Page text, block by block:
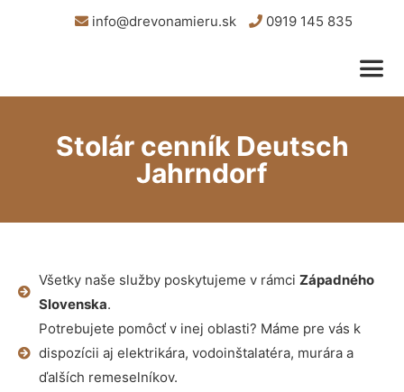
info@drevonamieru.sk 0919 145 835
Stolár cenník Deutsch
Jahrndorf
Všetky naše služby poskytujeme v rámci Západného
Slovenska.
Potrebujete pomôcť v inej oblasti? Máme pre vás k
dispozícii aj elektrikára, vodoinštalatéra, murára a
ďalších remeselníkov.